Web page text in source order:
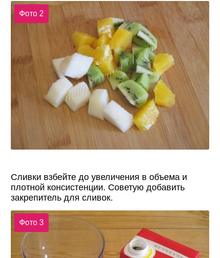
Фото 2
Сливки взбейте до увеличения в объема и
плотной консистенции. Советую добавить
закрепитель для сливок.
Фото 3